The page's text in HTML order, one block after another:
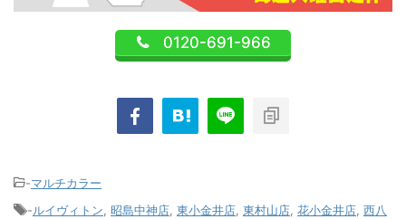
0120-691-966
-マルチカラー
-ルイヴィトン, 昭島中神店, 東小金井店, 東村山店, 花小金井店, 西八